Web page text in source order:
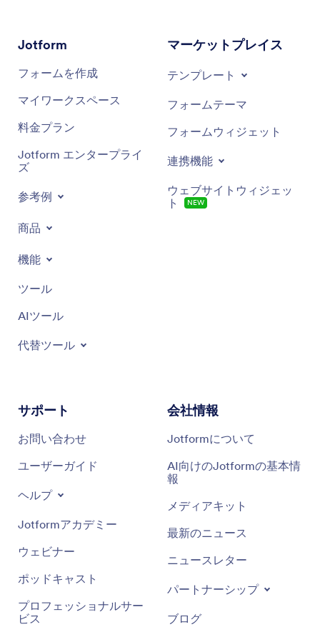
Jotform
フォームを作成
マイワークスペース
料金プラン
Jotform エンタープライ
ズ
参考例
商品
機能
ツール
AIツール
代替ツール
マーケットプレイス
テンプレート
フォームテーマ
フォームウィジェット
連携機能
ウェブサイトウィジェッ
ト
NEW
サポート
お問い合わせ
ユーザーガイド
ヘルプ
Jotformアカデミー
ウェビナー
ポッドキャスト
プロフェッショナルサー
ビス
会社情報
Jotformについて
AI向けのJotformの基本情
報
メディアキット
最新のニュース
ニュースレター
パートナーシップ
ブログ